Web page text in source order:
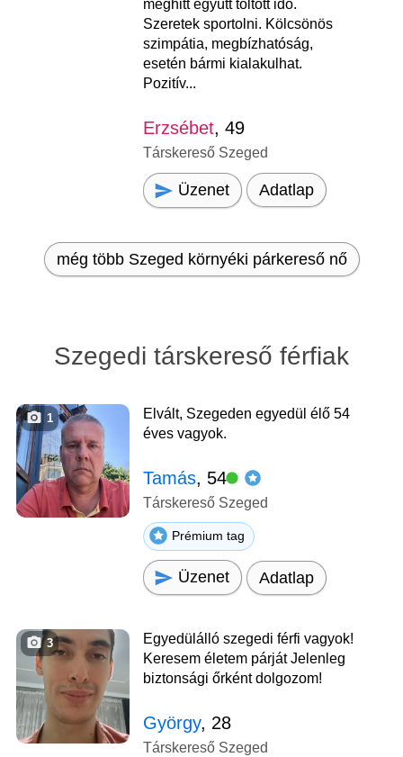
meghitt együtt töltött idő.
Szeretek sportolni. Kölcsönös
szimpátia, megbízhatóság,
esetén bármi kialakulhat.
Pozitív...
Erzsébet, 49
Társkereső Szeged
Üzenet Adatlap
még több Szeged környéki párkereső nő
Szegedi társkereső férfiak
1
Elvált, Szegeden egyedül élő 54
éves vagyok.
Tamás, 54
Társkereső Szeged
Prémium tag
Üzenet Adatlap
3
Egyedülálló szegedi férfi vagyok!
Keresem életem párját Jelenleg
biztonsági őrként dolgozom!
György, 28
Társkereső Szeged